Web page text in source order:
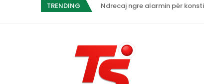
TRENDING Ndrecaj ngre alarmin për